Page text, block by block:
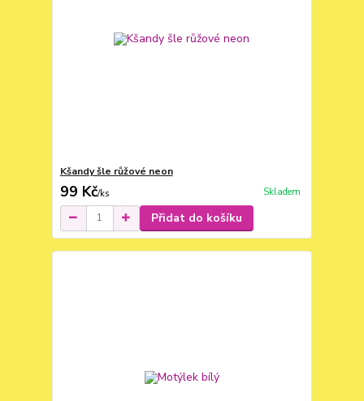
Kšandy šle růžové neon
99 Kč/ks Skladem
Přidat do košíku